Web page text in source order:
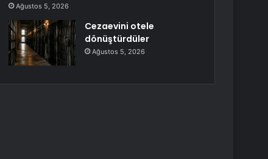
Ağustos 5, 2026
Cezaevini otele
dönüştürdüler
Ağustos 5, 2026